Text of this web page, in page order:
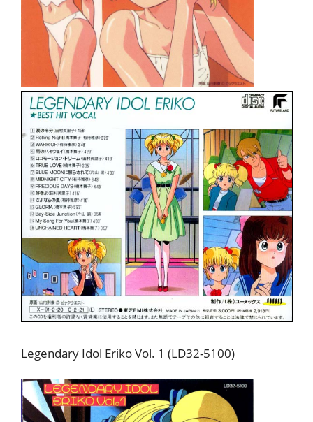
Legendary Idol Eriko Vol. 1 (LD32-5100)